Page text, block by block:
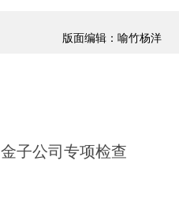
版面编辑：喻竹杨洋
子公司专项检查